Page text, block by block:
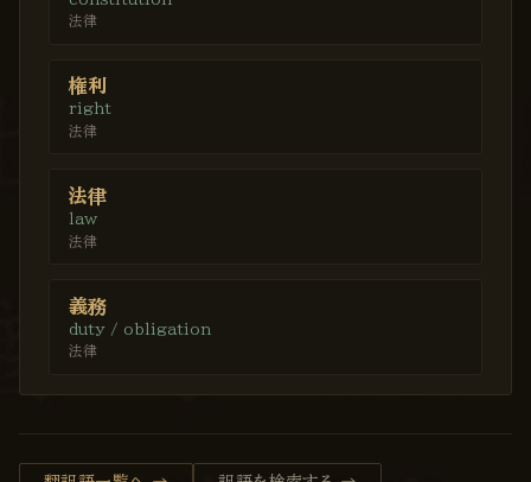
法律
権利
right
法律
法律
law
法律
義務
duty / obligation
法律